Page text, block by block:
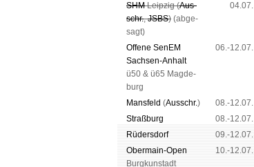
SHMLeip­zig (Aus­
schr.,JSBS) (ab­ge­
sagt)
04.07.
Offene SenEM
Sach­sen-An­halt
ü50 & ü65 Mag­de­
burg
06.-12.07.
Mans­feld (Aus­schr.)
08.-12.07.
Straß­burg
08.-12.07.
Rüders­dorf
09.-12.07.
Ober­main-Open
Burg­kun­stadt
10.-12.07.